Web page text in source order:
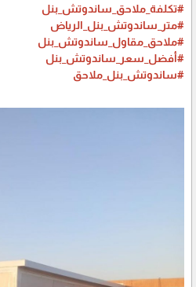
#تكلفة_ملاحق_ساندوتش_بنل
#متر_ساندوتش_بنل_الرياض
#ملاحق_مقاول_ساندوتش_بنل
#أفضل_سعر_ساندوتش_بنل
#ساندوتش_بنل_ملاحق